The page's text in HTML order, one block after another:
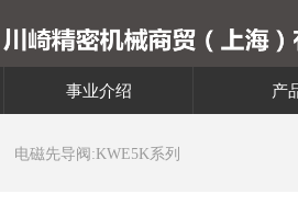
事业介绍 产
电磁先导阀:KWE5K系列